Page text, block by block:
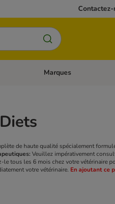
Autres animauxDérouler les catégories:
Marques
de haute qualité spécialement
Veuillez impérativement
tous les 6 mois chez votre vétérinaire
votre vétérinaire. En ajoutant ce